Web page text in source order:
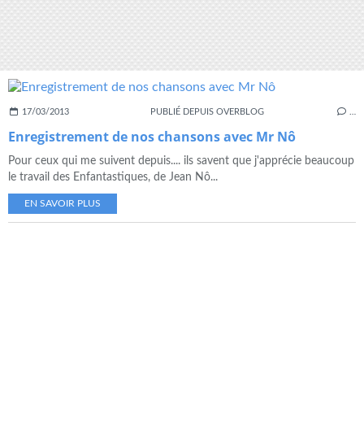
17/03/2013 PUBLIÉ DEPUIS OVERBLOG
Enregistrement de nos chansons avec Mr Nô
Pour ceux qui me suivent depuis.... ils savent que j'apprécie beaucoup
le travail des Enfantastiques, de Jean Nô...
EN SAVOIR PLUS